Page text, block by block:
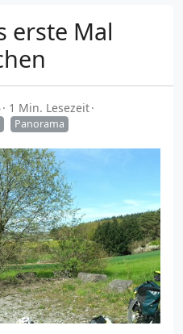
erste Mal
1 Min. Lesezeit
Panorama